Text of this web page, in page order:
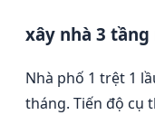
xây nhà 3
Nhà phố 1 trệt 1
tháng. Tiến độ cụ